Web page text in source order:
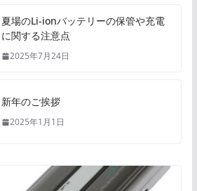
夏場のLi-ionバッテリーの保管や充電
に関する注意点
2025年7月24日
新年のご挨拶
2025年1月1日